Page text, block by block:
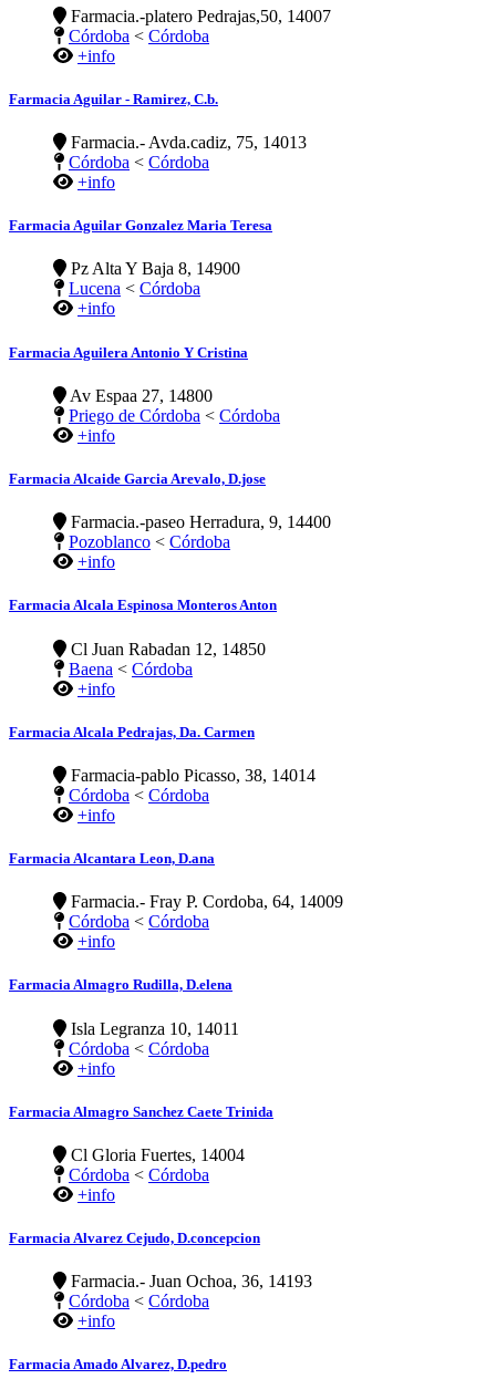
Farmacia.-platero Pedrajas,50, 14007
Córdoba < Córdoba
+info
Farmacia Aguilar - Ramirez, C.b.
Farmacia.- Avda.cadiz, 75, 14013
Córdoba < Córdoba
+info
Farmacia Aguilar Gonzalez Maria Teresa
Pz Alta Y Baja 8, 14900
Lucena < Córdoba
+info
Farmacia Aguilera Antonio Y Cristina
Av Espaa 27, 14800
Priego de Córdoba < Córdoba
+info
Farmacia Alcaide Garcia Arevalo, D.jose
Farmacia.-paseo Herradura, 9, 14400
Pozoblanco < Córdoba
+info
Farmacia Alcala Espinosa Monteros Anton
Cl Juan Rabadan 12, 14850
Baena < Córdoba
+info
Farmacia Alcala Pedrajas, Da. Carmen
Farmacia-pablo Picasso, 38, 14014
Córdoba < Córdoba
+info
Farmacia Alcantara Leon, D.ana
Farmacia.- Fray P. Cordoba, 64, 14009
Córdoba < Córdoba
+info
Farmacia Almagro Rudilla, D.elena
Isla Legranza 10, 14011
Córdoba < Córdoba
+info
Farmacia Almagro Sanchez Caete Trinida
Cl Gloria Fuertes, 14004
Córdoba < Córdoba
+info
Farmacia Alvarez Cejudo, D.concepcion
Farmacia.- Juan Ochoa, 36, 14193
Córdoba < Córdoba
+info
Farmacia Amado Alvarez, D.pedro